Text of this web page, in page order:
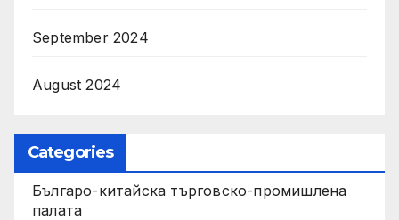
September 2024
August 2024
Categories
Българо-китайска търговско-промишлена
палата